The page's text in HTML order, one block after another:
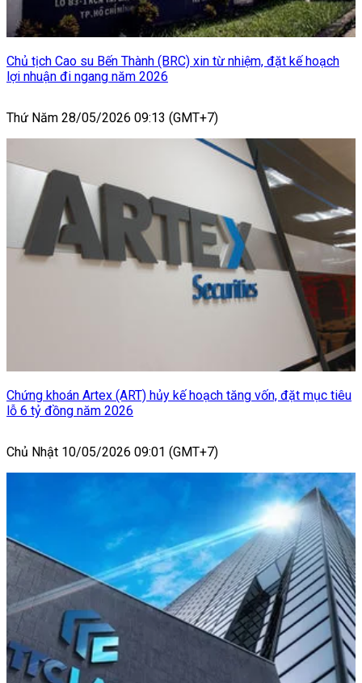
Chủ tịch Cao su Bến Thành (BRC) xin từ nhiệm, đặt kế hoạch
lợi nhuận đi ngang năm 2026
Thứ Năm 28/05/2026 09:13 (GMT+7)
Chứng khoán Artex (ART) hủy kế hoạch tăng vốn, đặt mục tiêu
lỗ 6 tỷ đồng năm 2026
Chủ Nhật 10/05/2026 09:01 (GMT+7)